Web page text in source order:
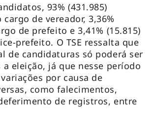
93% (431.985)
de vereador, 3,36%
de prefeito e 3,41% (15.815)
prefeito. O TSE ressalta que
de candidaturas só poderá ser
eleição, já que nesse período
por causa de
como falecimentos,
de registros, entre